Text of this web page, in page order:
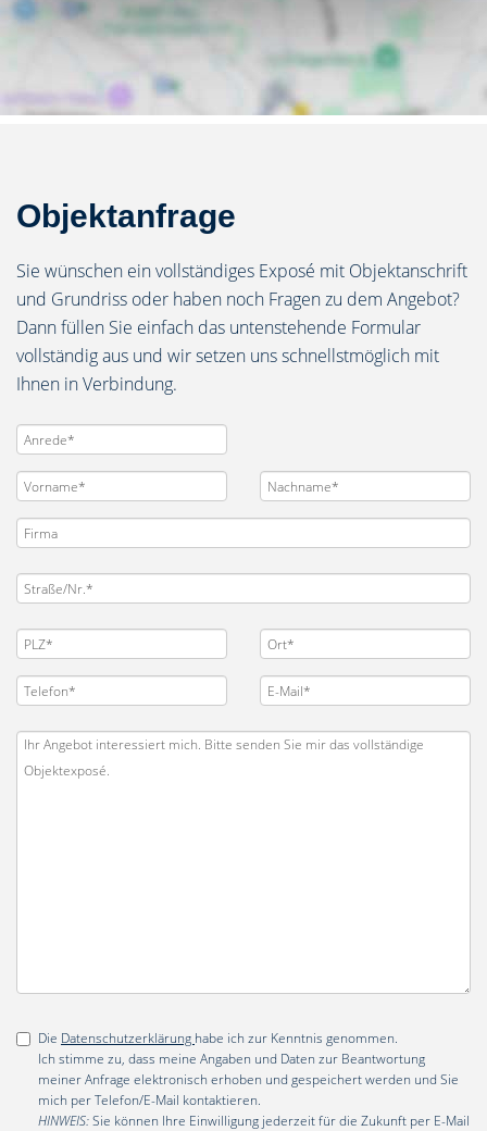
Objektanfrage
Sie wünschen ein vollständiges Exposé mit Objektanschrift
und Grundriss oder haben noch Fragen zu dem Angebot?
Dann füllen Sie einfach das untenstehende Formular
vollständig aus und wir setzen uns schnellstmöglich mit
Ihnen in Verbindung.
Die Datenschutzerklärung habe ich zur Kenntnis genommen.
Ich stimme zu, dass meine Angaben und Daten zur Beantwortung
meiner Anfrage elektronisch erhoben und gespeichert werden und Sie
mich per Telefon/E-Mail kontaktieren.
HINWEIS:Sie können Ihre Einwilligung jederzeit für die Zukunft per E-Mail